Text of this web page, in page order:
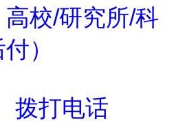
高校/研究所/科
）
拨打电话